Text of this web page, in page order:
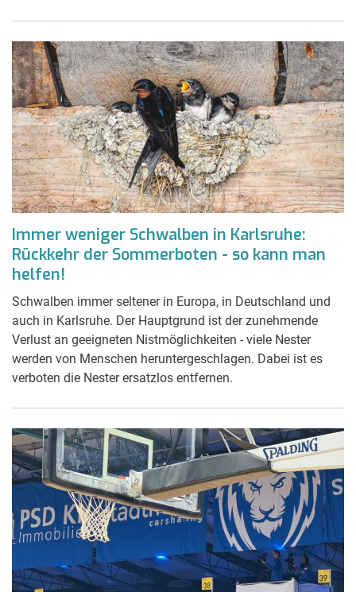
Immer weniger Schwalben in Karlsruhe:
Rückkehr der Sommerboten - so kann man
helfen!
Schwalben immer seltener in Europa, in Deutschland und
auch in Karlsruhe. Der Hauptgrund ist der zunehmende
Verlust an geeigneten Nistmöglichkeiten - viele Nester
werden von Menschen heruntergeschlagen. Dabei ist es
verboten die Nester ersatzlos entfernen.